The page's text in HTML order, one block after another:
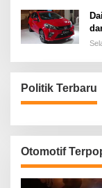
Politik Terbaru
Otomotif